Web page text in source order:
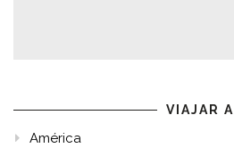
VIAJAR A
América